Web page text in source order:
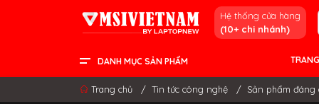
Hệ thống cửa hàng
(10+ chi nhánh)
DANH MỤC SẢN PHẨM
Trang chủ / Tin tức công nghệ / Sản phẩm đáng